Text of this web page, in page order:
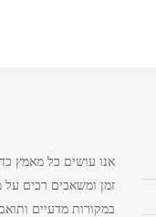
אנו עושים כל מאמץ
זמן ומשאבים רבים על
במקורות מדעיים